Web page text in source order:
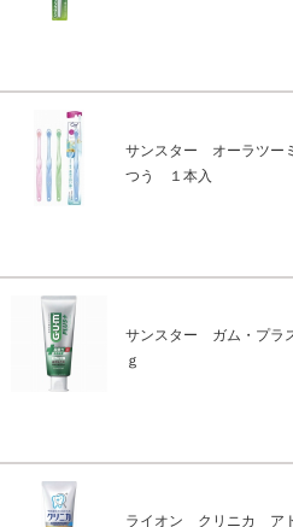
サンスター オーラツ
つう １本入
サンスター ガム・プ
ｇ
ライオン クリニカ ア